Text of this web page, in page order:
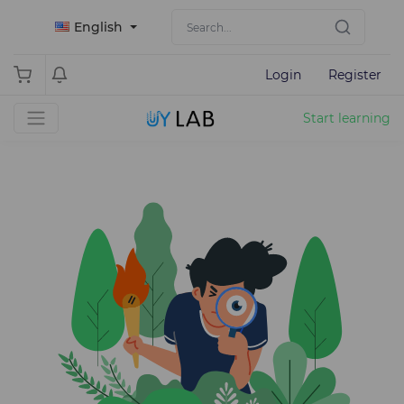
English
Login Register
Start learning